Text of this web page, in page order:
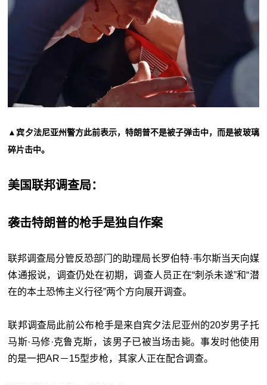
▲宾夕法尼亚州警方此前表示，特朗普不是被子弹击中，而是被玻璃
碎片击中。
美国联邦调查局：
袭击特朗普的枪手是独自作案
联邦调查局分管反恐部门的助理局长罗伯特·韦尔斯当天向媒
体通报说，调查仍处在初期，调查人员正在“刺杀未遂”和“潜
在的本土恐怖主义行径”两个方向展开调查。
联邦调查局此前公布枪手是来自宾夕法尼亚州的20岁男子托
马斯·马修·克鲁克斯，该男子已被当场击毙。事发时他使用
的是一把AR－15型步枪，其家人正在配合调查。